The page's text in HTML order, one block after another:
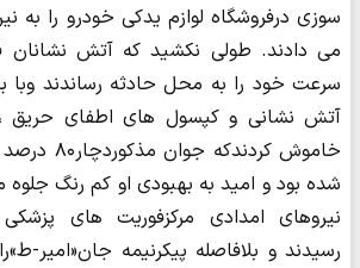
سوزی درفروشگاه لوازم یدکی خودرو را به
می دادند. طولی نکشید که آتش نشانان
سرعت خود را به محل حادثه رساندند وبا
آتش نشانی و کپسول های اطفای حریق
خاموش
شده بود و امید به بهبودی او کم رنگ
نیروهای امدادی مرکزفوریت های پزشکی
رسیدند و بلافاصله پیکرنیمه